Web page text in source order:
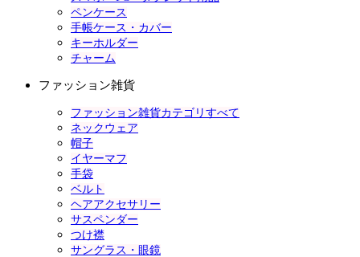
ペンケース
手帳ケース・カバー
キーホルダー
チャーム
ファッション雑貨
ファッション雑貨カテゴリすべて
ネックウェア
帽子
イヤーマフ
手袋
ベルト
ヘアアクセサリー
サスペンダー
つけ襟
サングラス・眼鏡